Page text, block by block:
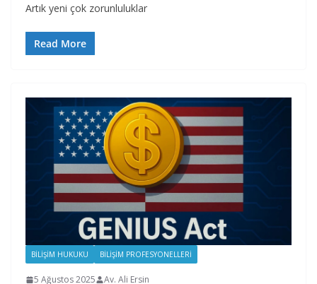
Artık yeni çok zorunluluklar
Read More
BILIŞIM HUKUKU BILIŞIM PROFESYONELLERI
5 Ağustos 2025 Av. Ali Ersin